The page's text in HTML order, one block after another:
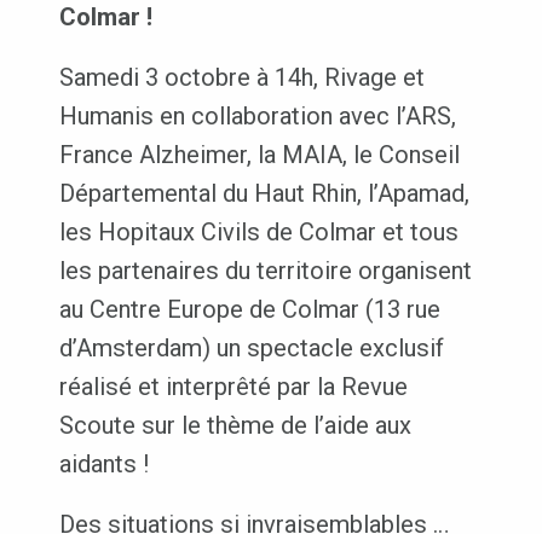
Colmar !
Samedi 3 octobre à 14h, Rivage et
Humanis en collaboration avec l’ARS,
France Alzheimer, la MAIA, le Conseil
Départemental du Haut Rhin, l’Apamad,
les Hopitaux Civils de Colmar et tous
les partenaires du territoire organisent
au Centre Europe de Colmar (13 rue
d’Amsterdam) un spectacle exclusif
réalisé et interprêté par la Revue
Scoute sur le thème de l’aide aux
aidants !
Des situations si invraisemblables …